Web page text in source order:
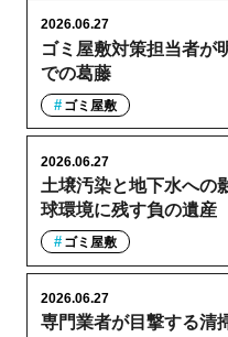
ゴミ屋敷対策担当者が
での葛藤
2026.06.27
ゴミ屋敷
土壌汚染と地下水への
球環境に残す負の遺産
2026.06.27
ゴミ屋敷
専門業者が目撃する清
2026.06.27